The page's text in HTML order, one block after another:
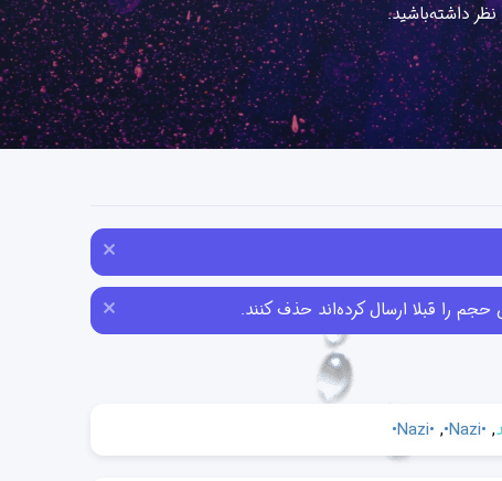
داشته‌باشید.
•Nazi•
•Nazi•